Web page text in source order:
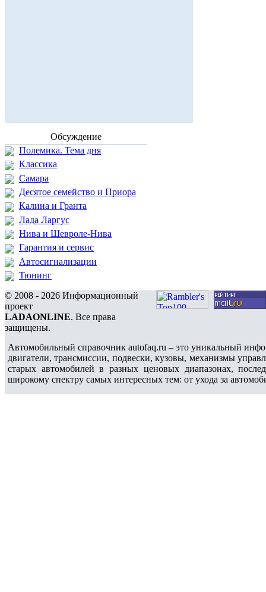
Обсуждение
Полемика. Тема дня
Классика
Самара
Десятое семейство и Приора
Калина и Гранта
Лада Ларгус
Нива и Шевроле-Нива
Гарантия и сервис
Автосигнализации
Тюнинг
© 2008 - 2026 Информационный
проект
LADAONLINE. Все права
защищены.
Автомобильный справочник autofaq.ru – это уникальный
двигатели, трансмиссии, подвески, кузовы, механизмы
старых автомобилей в разных ценовых диапазонах,
широкому спектру самых интересных тем: от ухода за